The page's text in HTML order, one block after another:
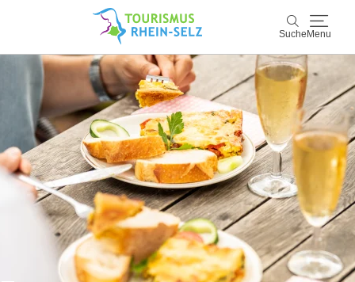
Suche Menu
Suche
Rhein-Selz
Entdecken & Erleben
Wein & Genuss
Kultur & Events
Buchen & Service